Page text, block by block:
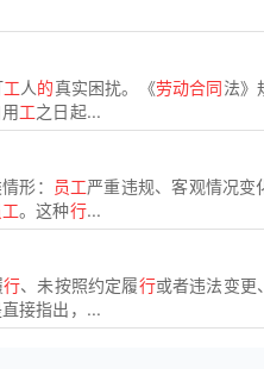
工人的真实困扰。《劳动合同法》
工之日起...
形： 员工严重违规、客观情况变
。这种行...
行、未按照约定履行或者违法变更
接指出，...